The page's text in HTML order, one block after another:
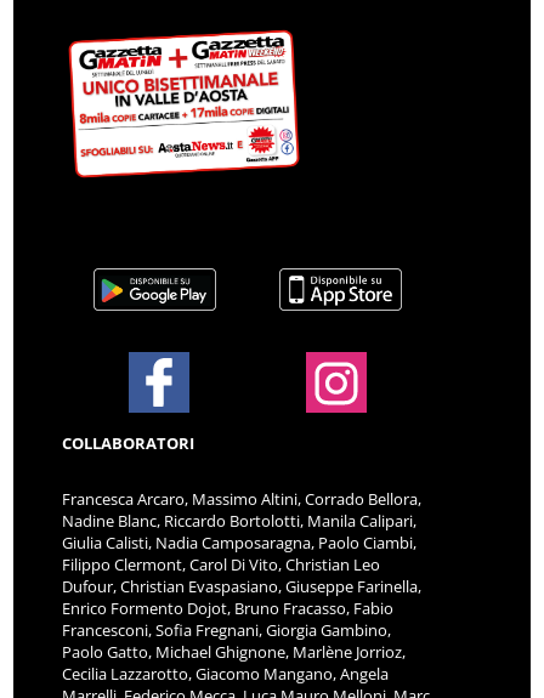
COLLABORATORI
Francesca Arcaro, Massimo Altini, Corrado Bellora,
Nadine Blanc, Riccardo Bortolotti, Manila Calipari,
Giulia Calisti, Nadia Camposaragna, Paolo Ciambi,
Filippo Clermont, Carol Di Vito, Christian Leo
Dufour, Christian Evaspasiano, Giuseppe Farinella,
Enrico Formento Dojot, Bruno Fracasso, Fabio
Francesconi, Sofia Fregnani, Giorgia Gambino,
Paolo Gatto, Michael Ghignone, Marlène Jorrioz,
Cecilia Lazzarotto, Giacomo Mangano, Angela